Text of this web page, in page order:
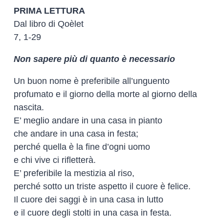
PRIMA LETTURA
Dal libro di Qoèlet
7, 1-29
Non sapere più di quanto è necessario
Un buon nome è preferibile all’unguento
profumato e il giorno della morte al giorno della
nascita.
E’ meglio andare in una casa in pianto
che andare in una casa in festa;
perché quella è la fine d’ogni uomo
e chi vive ci rifletterà.
E’ preferibile la mestizia al riso,
perché sotto un triste aspetto il cuore è felice.
Il cuore dei saggi è in una casa in lutto
e il cuore degli stolti in una casa in festa.